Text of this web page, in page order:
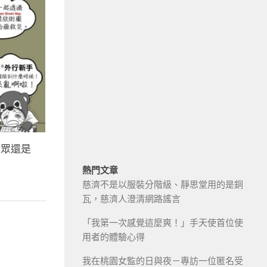
還是
熱門文章
慈濟不是以服裝分階級、靜思堂用的是銅
瓦，慈濟人澄清網路謠言
「我第一次感覺這麼爽！」手天使首位使
用者的體驗心得
我在桃園女監的日與夜－專訪一位匿名受